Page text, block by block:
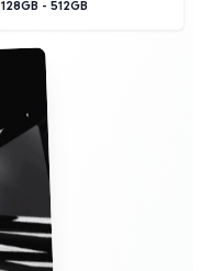
128GB - 512GB